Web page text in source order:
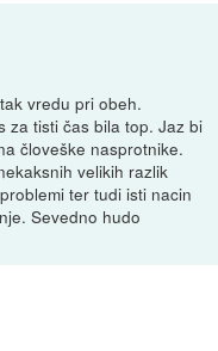
vredu pri obeh.
za tisti čas bila top. Jaz bi
človeške nasprotnike.
velikih razlik
ter tudi isti nacin
Sevedno hudo